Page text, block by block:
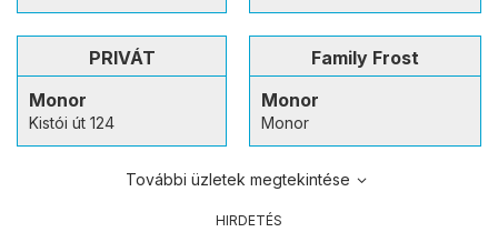
PRIVÁT
Monor
Kistói út 124
Family Frost
Monor
Monor
További üzletek megtekintése
HIRDETÉS